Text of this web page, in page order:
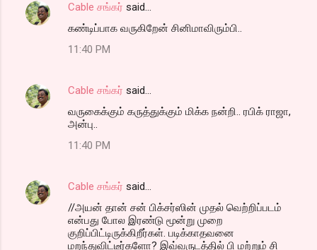
Cable சங்கர் said…
கண்டிப்பாக வருகிறேன் சினிமாவிரும்பி..
11:40 PM
Cable சங்கர் said…
வருகைக்கும் கருத்துக்கும் மிக்க நன்றி.. ரபிக் ராஜா,
அன்பு..
11:40 PM
Cable சங்கர் said…
//அயன் தான் சன் பிக்சர்ஸின் முதல் வெற்றிப்படம்
என்பது போல இரண்டு மூன்று முறை
குறிப்பிட்டிருக்கிறீர்கள். படிக்காதவனை
மறந்துவிட்டீர்களோ? இவ்வருடத்தில் பி மற்றும் சி